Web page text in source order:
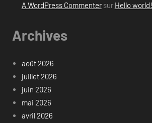
A WordPress Commentersur Hello world!
Archives
août 2026
juillet 2026
juin 2026
mai 2026
avril 2026